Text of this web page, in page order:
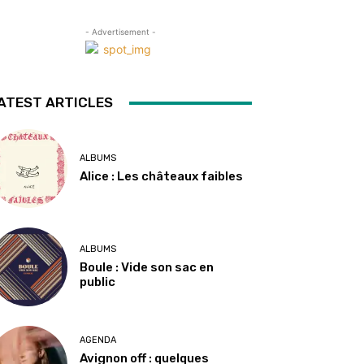
- Advertisement -
ARTICLES
ALBUMS
Alice : Les châteaux faibles
ALBUMS
Boule : Vide son sac en
public
AGENDA
Avignon off : quelques